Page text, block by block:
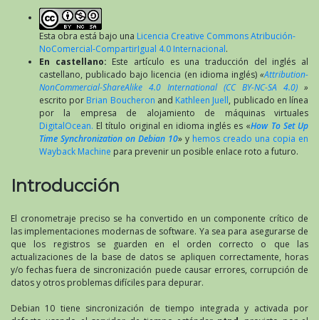
Esta obra está bajo una Licencia Creative Commons Atribución-
NoComercial-CompartirIgual 4.0 Internacional.
En castellano: Este artículo es una traducción del inglés al
castellano, publicado bajo licencia (en idioma inglés) «Attribution-
NonCommercial-ShareAlike 4.0 International (CC BY-NC-SA 4.0) »
escrito por Brian Boucheron and Kathleen Juell, publicado en línea
por la empresa de alojamiento de máquinas virtuales
DigitalOcean. El título original en idioma inglés es «How To Set Up
Time Synchronization on Debian 10» y hemos creado una copia en
Wayback Machine para prevenir un posible enlace roto a futuro.
Introducción
El cronometraje preciso se ha convertido en un componente crítico de
las implementaciones modernas de software. Ya sea para asegurarse de
que los registros se guarden en el orden correcto o que las
actualizaciones de la base de datos se apliquen correctamente, horas
y/o fechas fuera de sincronización puede causar errores, corrupción de
datos y otros problemas difíciles para depurar.
Debian 10 tiene sincronización de tiempo integrada y activada por